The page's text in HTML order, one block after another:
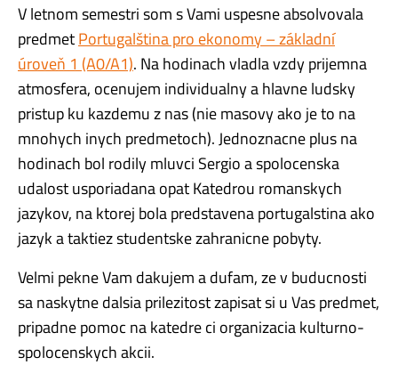
V letnom semestri som s Vami uspesne absolvovala
predmetPortugalština pro ekonomy – základní
úroveň 1 (A0/A1). Na hodinach vladla vzdy prijemna
atmosfera, ocenujem individualny a hlavne ludsky
pristup ku kazdemu z nas (nie masovy ako je to na
mnohych inych predmetoch). Jednoznacne plus na
hodinach bol rodily mluvci Sergio a spolocenska
udalost usporiadana opat Katedrou romanskych
jazykov, na ktorej bola predstavena portugalstina ako
jazyk a taktiez studentske zahranicne pobyty.
Velmi pekne Vam dakujem a dufam, ze v buducnosti
sa naskytne dalsia prilezitost zapisat si u Vas predmet,
pripadne pomoc na katedre ci organizacia kulturno-
spolocenskych akcii.